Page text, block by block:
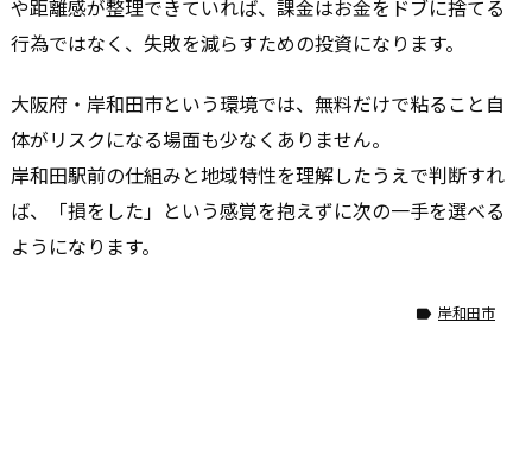
や距離感が整理できていれば、課金はお金をドブに捨てる
行為ではなく、失敗を減らすための投資になります。
大阪府・岸和田市という環境では、無料だけで粘ること自
体がリスクになる場面も少なくありません。
岸和田駅前の仕組みと地域特性を理解したうえで判断すれ
ば、「損をした」という感覚を抱えずに次の一手を選べる
ようになります。
 岸和田市